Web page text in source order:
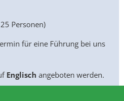
Personen)
für eine Führung bei uns
Englisch angeboten werden.